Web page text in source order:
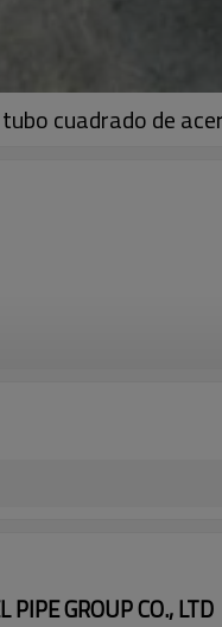
cuadrado de
PIPE GROUP CO., LTD